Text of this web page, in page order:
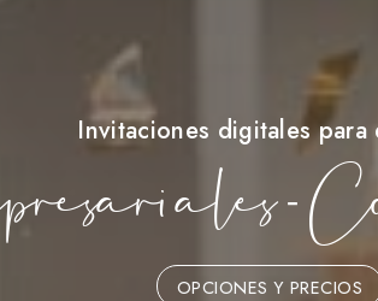
Invitaciones digitales para
-
OPCIONES Y PRECIOS